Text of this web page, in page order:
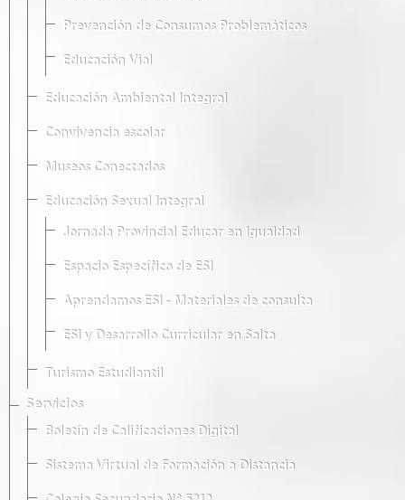
Prevención de Consumos Problemáticos
Educación Vial
Educación Ambiental Integral
Convivencia escolar
Museos Conectados
Educación Sexual Integral
Jornada Provincial Educar en Igualdad
Espacio Específico de ESI
Aprendamos ESI - Materiales de consulta
ESI y Desarrollo Curricular en Salta
Turismo Estudiantil
Servicios
Boletín de Calificaciones Digital
Sistema Virtual de Formación a Distancia